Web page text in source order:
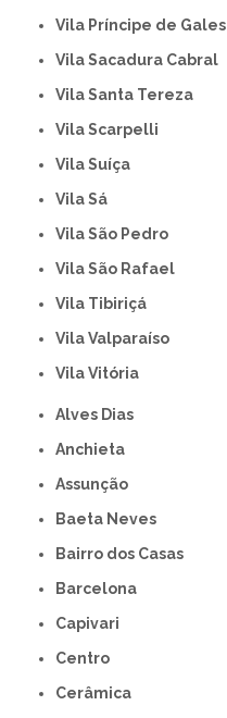
Vila Príncipe de Gales
Vila Sacadura Cabral
Vila Santa Tereza
Vila Scarpelli
Vila Suíça
Vila Sá
Vila São Pedro
Vila São Rafael
Vila Tibiriçá
Vila Valparaíso
Vila Vitória
Alves Dias
Anchieta
Assunção
Baeta Neves
Bairro dos Casas
Barcelona
Capivari
Centro
Cerâmica